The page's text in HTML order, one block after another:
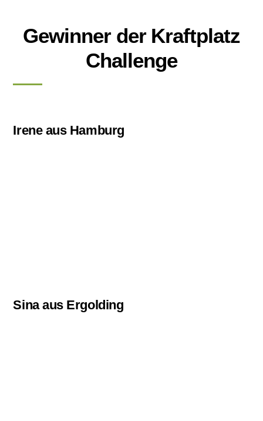
contentGewinner der Kraftplatz
Challenge
Irene aus Hamburg
Sina aus Ergolding